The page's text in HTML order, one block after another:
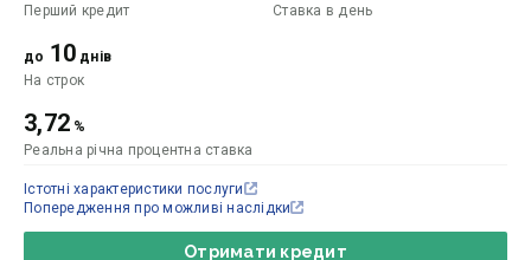
Перший кредит
Ставка в день
до 10 днів
На строк
3,72 %
Реальна річна процентна ставка
Отримати кредит
Істотні характеристики послуги
Попередження про можливі наслідки